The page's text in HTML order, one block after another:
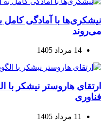
نیشکری‌ها با آمادگی
می‌روند
14 مرداد 1405
ارتقای هاروستر نیشکر با
فناوری
11 مرداد 1405